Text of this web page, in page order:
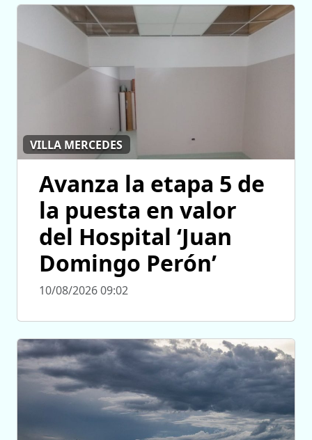
VILLA MERCEDES
Avanza la etapa 5 de
la puesta en valor
del Hospital ‘Juan
Domingo Perón’
10/08/2026 09:02